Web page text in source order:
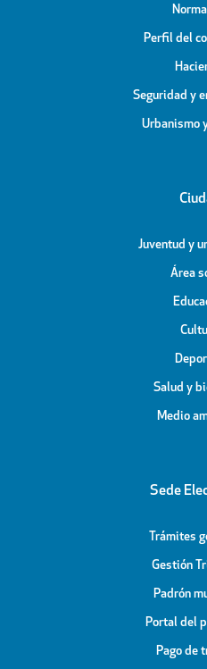
Perfil del
Seguridad y
Urbanismo
Juventud y
Área
Salud y
Medio
Sede
Trámites
Gestión
Padrón
Portal del
Pago de